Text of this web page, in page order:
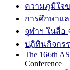
ความภูมิใจ
การศึกษาแ
จุฬาฯ ในสื่อ
ปฏิทินกิจกร
The 166th
Conference